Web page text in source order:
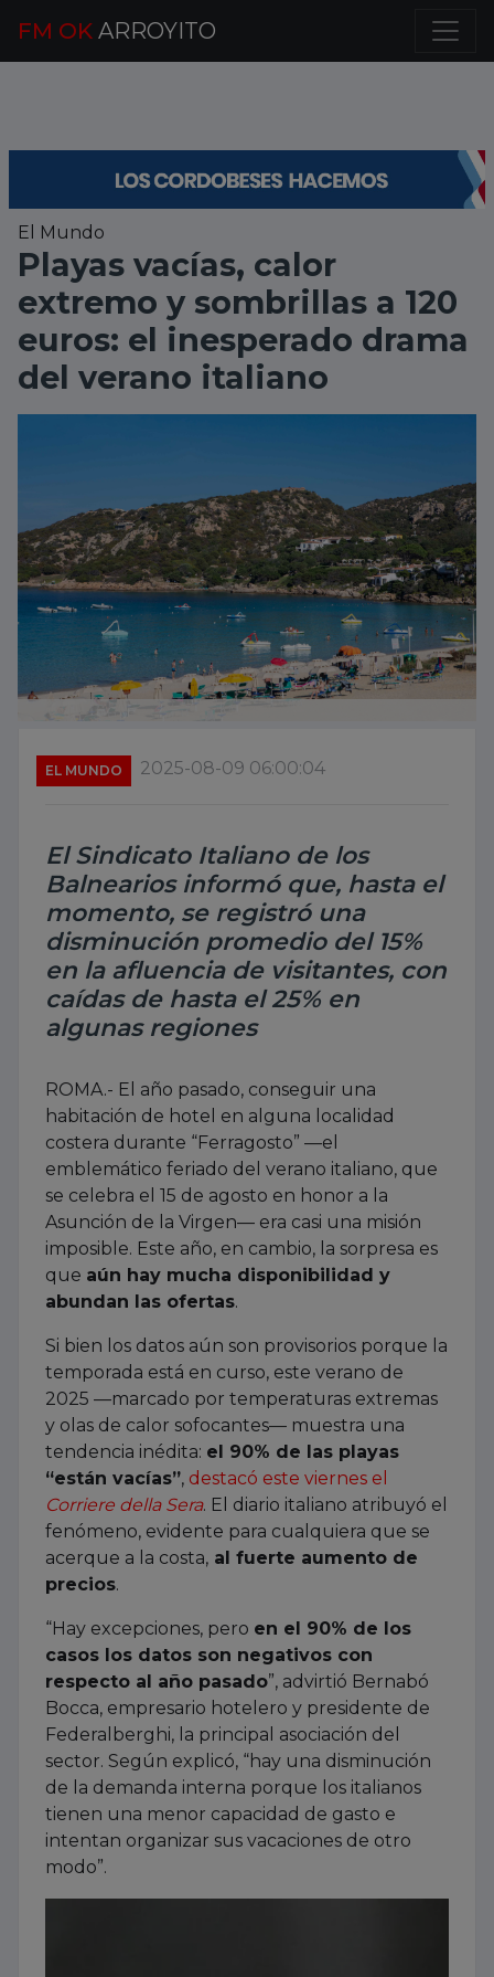
FM OK ARROYITO
El Mundo
Playas vacías, calor
extremo y sombrillas a 120
euros: el inesperado drama
del verano italiano
EL MUNDO 2025-08-09 06:00:04
El Sindicato Italiano de los
Balnearios informó que, hasta el
momento, se registró una
disminución promedio del 15%
en la afluencia de visitantes, con
caídas de hasta el 25% en
algunas regiones
ROMA.- El año pasado, conseguir una
habitación de hotel en alguna localidad
costera durante “Ferragosto” —el
emblemático feriado del verano italiano, que
se celebra el 15 de agosto en honor a la
Asunción de la Virgen— era casi una misión
imposible. Este año, en cambio, la sorpresa es
que aún hay mucha disponibilidad y
abundan las ofertas.
Si bien los datos aún son provisorios porque la
temporada está en curso, este verano de
2025 —marcado por temperaturas extremas
y olas de calor sofocantes— muestra una
tendencia inédita: el 90% de las playas
“están vacías”, destacó este viernes el
Corriere della Sera. El diario italiano atribuyó el
fenómeno, evidente para cualquiera que se
acerque a la costa, al fuerte aumento de
precios.
“Hay excepciones, pero en el 90% de los
casos los datos son negativos con
respecto al año pasado”, advirtió Bernabó
Bocca, empresario hotelero y presidente de
Federalberghi, la principal asociación del
sector. Según explicó, “hay una disminución
de la demanda interna porque los italianos
tienen una menor capacidad de gasto e
intentan organizar sus vacaciones de otro
modo”.